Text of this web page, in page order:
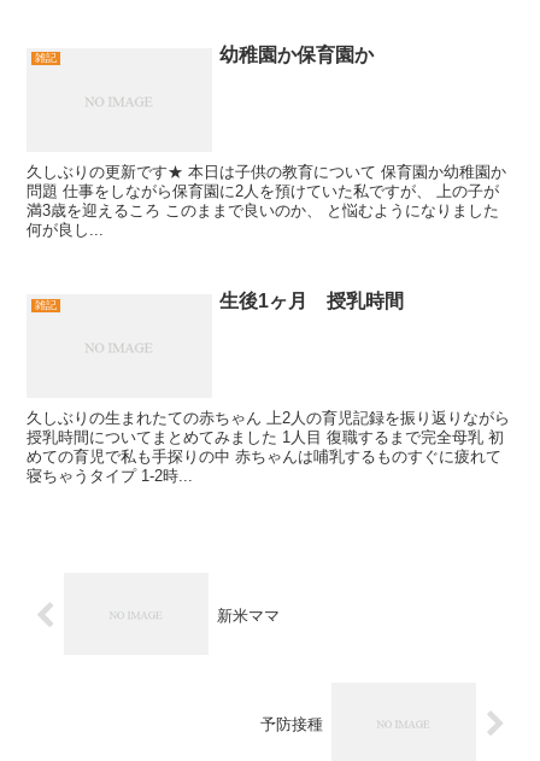
雑記 幼稚園か保育園か
久しぶりの更新です★ 本日は子供の教育について 保育園か幼稚園か
問題 仕事をしながら保育園に2人を預けていた私ですが、 上の子が
満3歳を迎えるころ このままで良いのか、 と悩むようになりました
何が良し...
雑記 生後1ヶ月 授乳時間
久しぶりの生まれたての赤ちゃん 上2人の育児記録を振り返りながら
授乳時間についてまとめてみました 1人目 復職するまで完全母乳 初
めての育児で私も手探りの中 赤ちゃんは哺乳するものすぐに疲れて
寝ちゃうタイプ 1-2時...
新米ママ
予防接種